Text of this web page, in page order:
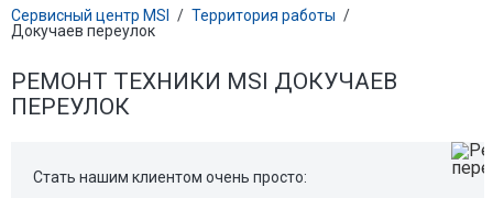
Сервисный центр MSI / Территория работы /
Докучаев переулок
РЕМОНТ ТЕХНИКИ MSI ДОКУЧАЕВ
ПЕРЕУЛОК
Стать нашим клиентом очень просто: